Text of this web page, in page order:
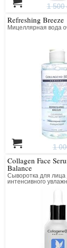
1 500
Refreshing Breeze
Мицеллярная вода
1
Collagen Face
Balance
Сыворотка для лица
интенсивного